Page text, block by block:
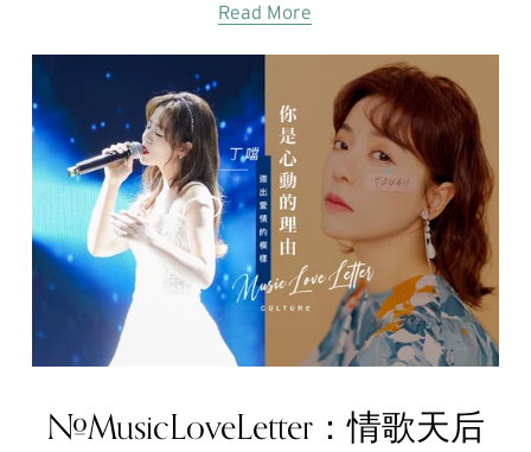
Read More
#MusicLoveLetter：情歌天后